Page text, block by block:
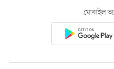
মোবাইল